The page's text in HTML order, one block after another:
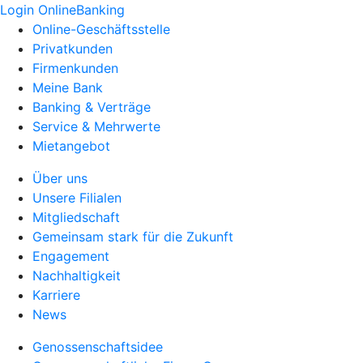
Login OnlineBanking
Online-Geschäftsstelle
Privatkunden
Firmenkunden
Meine Bank
Banking & Verträge
Service & Mehrwerte
Mietangebot
Über uns
Unsere Filialen
Mitgliedschaft
Gemeinsam stark für die Zukunft
Engagement
Nachhaltigkeit
Karriere
News
Genossenschaftsidee